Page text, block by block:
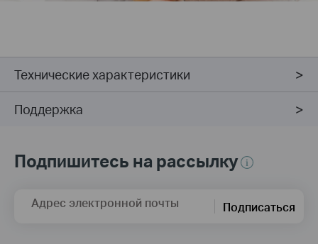
Технические характеристики
Поддержка
Подпишитесь на рассылку
Адрес электронной почты Подписаться